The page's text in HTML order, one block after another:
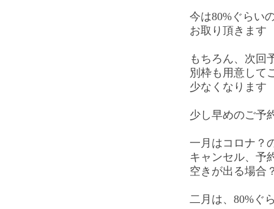
今は80%ぐらい
お取り頂きます
もちろん、次回
別枠も用意して
少なくなります
少し早めのご予
一月はコロナ？
キャンセル、予
空きが出る場合
二月は、80%ぐ